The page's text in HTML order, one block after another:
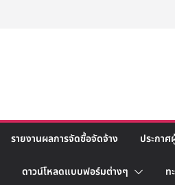
รายงานผลการจัดซื้อจัดจ้าง ประกาศ
ดาวน์โหลดแบบฟอร์มต่างๆ ท